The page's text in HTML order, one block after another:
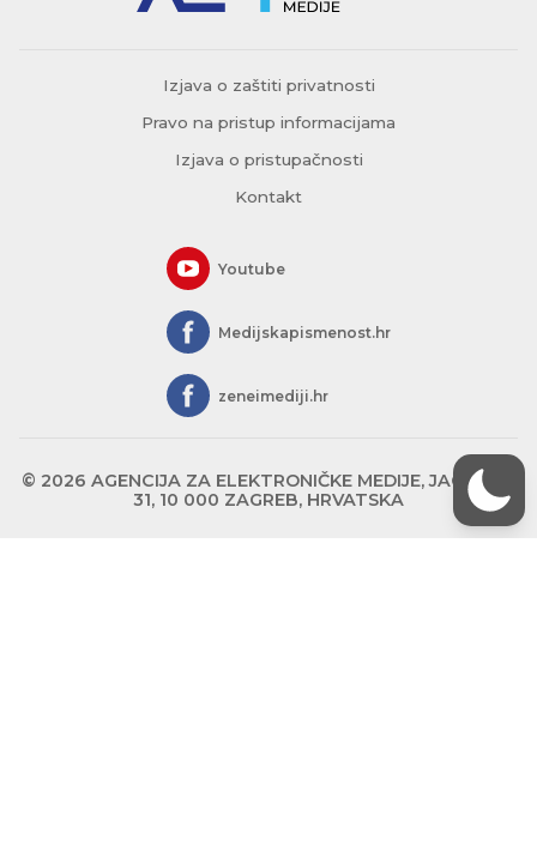
Izjava o zaštiti privatnosti
Pravo na pristup informacijama
Izjava o pristupačnosti
Kontakt
Youtube
Medijskapismenost.hr
zeneimediji.hr
© 2026 AGENCIJA ZA ELEKTRONIČKE MEDIJE, JAGIĆEVA
31, 10 000 ZAGREB, HRVATSKA